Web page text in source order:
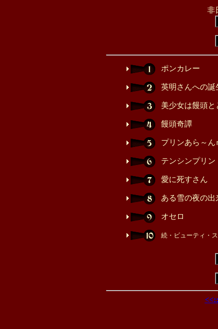
非
ポンカレー
英明さんへの
美少女は饅頭
饅頭奇譚
プリンあら～ん
テンシンプリン
愛に死すさん
ある雪の夜の出
オセロ
続・ビューティ・